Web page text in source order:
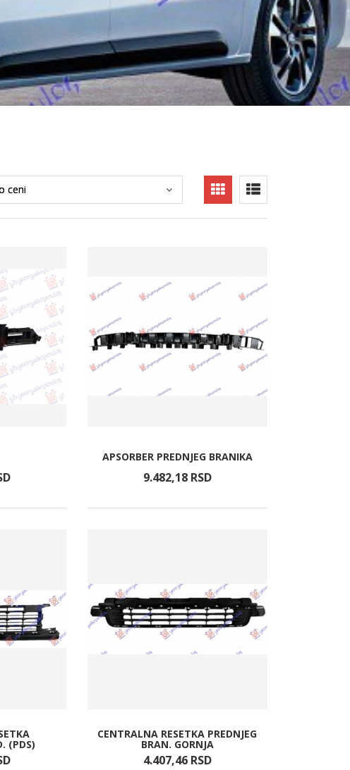
APSORBER PREDNJEG BRANIKA
9.482,18 RSD
(PDS)
CENTRALNA RESETKA PREDNJEG
BRAN. GORNJA
4.407,46 RSD